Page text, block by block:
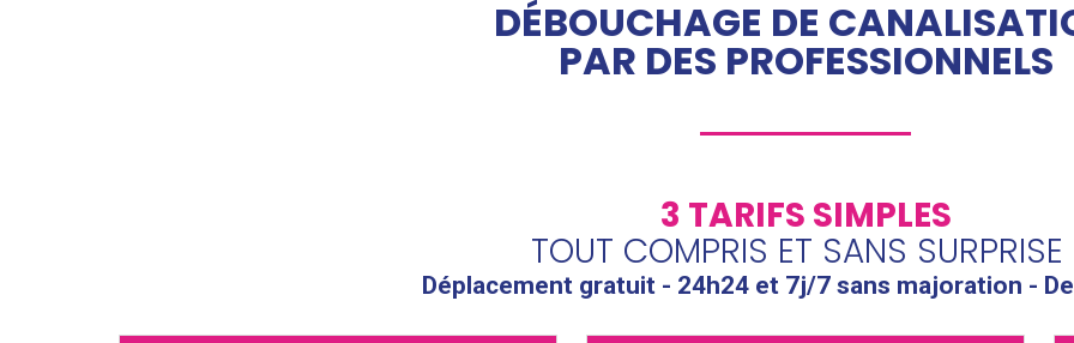
DÉBOUCHAGE DE
PAR DES PROFESSIONNELS
3 TARIFS SIMPLES
TOUT COMPRIS ET SANS SURPRISE
Déplacement gratuit - 24h24 et 7j/7 sans majoration -